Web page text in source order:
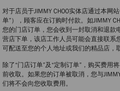
对于店员于JIMMY CHOO实体店通过本网
单”），顾客应在订购时付款。如JIMMY
您的门店订单，您会收到一封取消和退款
营店下单，该店工作人员可能会直接联系
可配送至您的个人地址或我们的精品店，
除了“门店订单”及“定制订单”，购买费用
前收取。如果您的订单被取消，您与
们将不会向您收取费用。